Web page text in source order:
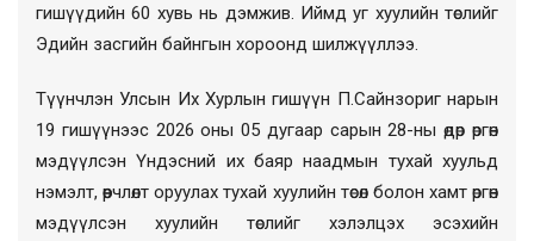
гишүүдийн 60 хувь нь дэмжив. Иймд уг хуулийн төслийг
Эдийн засгийн байнгын хороонд шилжүүллээ.
Түүнчлэн Улсын Их Хурлын гишүүн П.Сайнзориг нарын
19 гишүүнээс 2026 оны 05 дугаар сарын 28-ны өдөр өргөн
мэдүүлсэн Үндэсний их баяр наадмын тухай хуульд
нэмэлт, өөрчлөлт оруулах тухай хуулийн төсөл болон хамт өргөн
мэдүүлсэн хуулийн төслийг хэлэлцэх эсэхийн